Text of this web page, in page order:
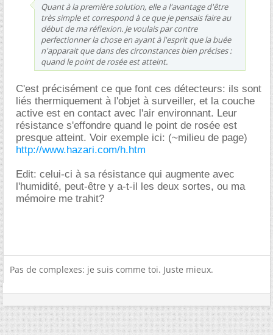
Quant à la première solution, elle a l'avantage d'être
très simple et correspond à ce que je pensais faire au
début de ma réflexion. Je voulais par contre
perfectionner la chose en ayant à l'esprit que la buée
n'apparait que dans des circonstances bien précises :
quand le point de rosée est atteint.
C'est précisément ce que font ces détecteurs: ils sont
liés thermiquement à l'objet à surveiller, et la couche
active est en contact avec l'air environnant. Leur
résistance s'effondre quand le point de rosée est
presque atteint. Voir exemple ici: (~milieu de page)
http://www.hazari.com/h.htm
Edit: celui-ci à sa résistance qui augmente avec
l'humidité, peut-être y a-t-il les deux sortes, ou ma
mémoire me trahit?
Pas de complexes: je suis comme toi. Juste mieux.